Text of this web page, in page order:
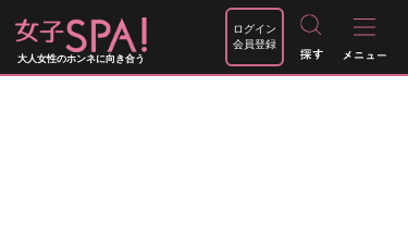
大人女性のホンネに向き合う
ログイン
会員登録